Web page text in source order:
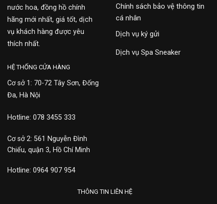
nước hoa, đồng hồ chính
hãng mới nhất, giá tốt, dịch
vụ khách hàng được yêu
thích nhất.
Chính sách bảo vệ thông tin
cá nhân
Dịch vụ ký gửi
Dịch vụ Spa Sneaker
HỆ THỐNG CỬA HÀNG
Cơ sở 1: 70-72 Tây Sơn, Đống
Đa, Hà Nội
Hotline: 078 3455 333
Cơ sở 2: 561 Nguyễn Đình
Chiểu, quận 3, Hồ Chí Minh
Hotline: 0964 907 954
THÔNG TIN LIÊN HỆ